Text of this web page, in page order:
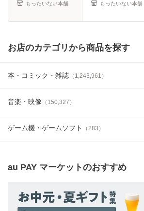
書房 [文庫]【メ
もったいない本舗 もったいない本舗
お店のカテゴリから商品を探す
本・コミック・雑誌 （ 1,243,961 ）
音楽・映像 （ 150,327 ）
ゲーム機・ゲームソフト （283 ）
au PAY マーケットのおすすめ